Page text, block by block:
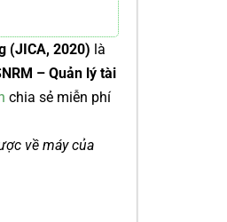
(JICA, 2020) là
– Quản lý tài
chia sẻ miễn phí
về máy của